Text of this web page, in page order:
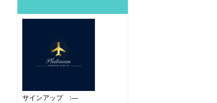
サインアップ :―